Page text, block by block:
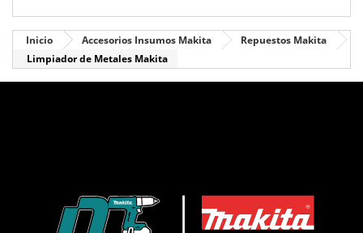
Inicio Accesorios Insumos Makita
Repuestos Makita
Limpiador de Metales Makita